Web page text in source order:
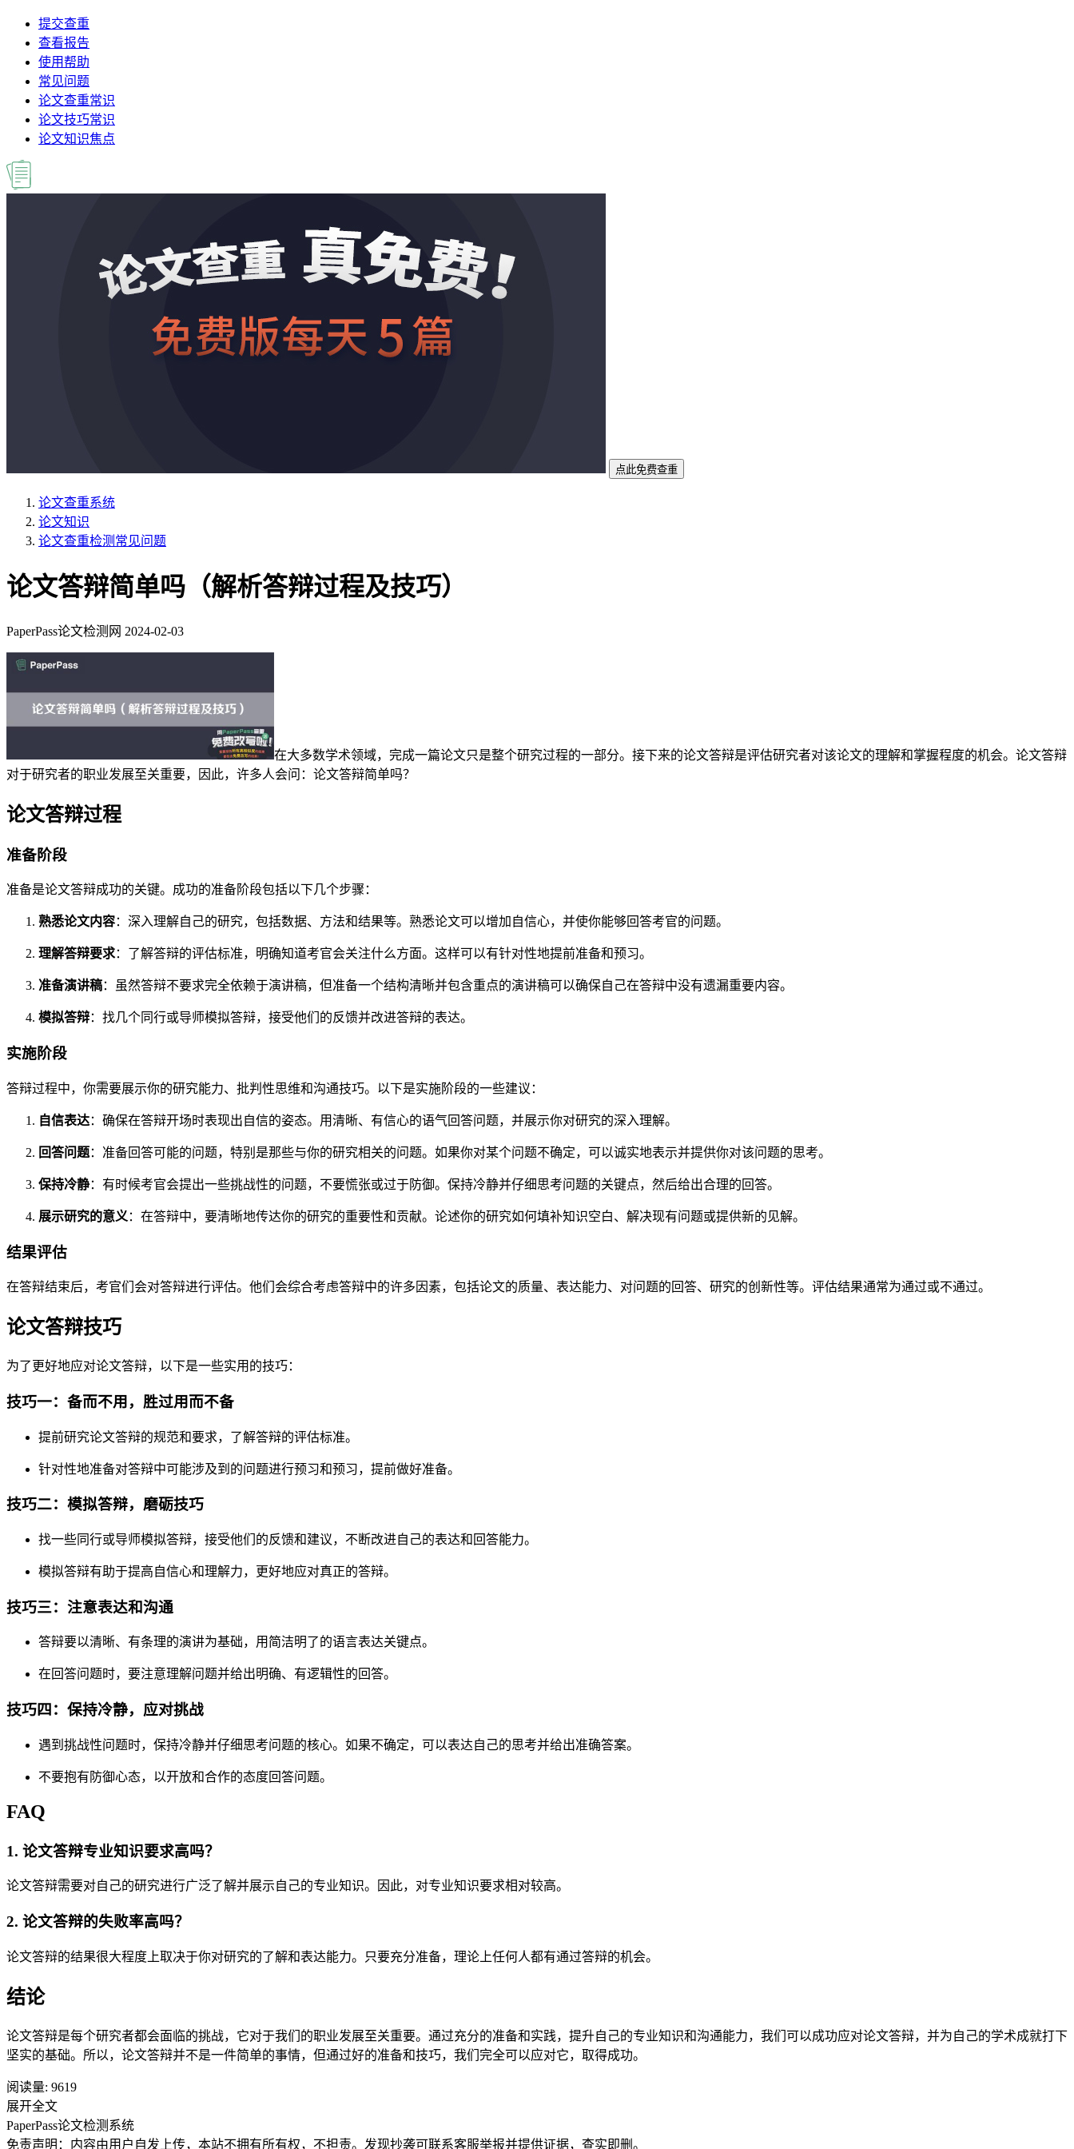
提交查重
查看报告
使用帮助
常见问题
论文查重常识
论文技巧常识
论文知识焦点
点此免费查重
论文查重系统
论文知识
论文查重检测常见问题
论文答辩简单吗（解析答辩过程及技巧）
PaperPass论文检测网 2024-02-03
在大多数学术领域，完成一篇论文只是整个研究过程的一部分。接下来的论文答辩是评估研究者对该论文的理解和掌握程度的机会。论文答辩
对于研究者的职业发展至关重要，因此，许多人会问：论文答辩简单吗？
论文答辩过程
准备阶段
准备是论文答辩成功的关键。成功的准备阶段包括以下几个步骤：
熟悉论文内容：深入理解自己的研究，包括数据、方法和结果等。熟悉论文可以增加自信心，并使你能够回答考官的问题。
理解答辩要求：了解答辩的评估标准，明确知道考官会关注什么方面。这样可以有针对性地提前准备和预习。
准备演讲稿：虽然答辩不要求完全依赖于演讲稿，但准备一个结构清晰并包含重点的演讲稿可以确保自己在答辩中没有遗漏重要内容。
模拟答辩：找几个同行或导师模拟答辩，接受他们的反馈并改进答辩的表达。
实施阶段
答辩过程中，你需要展示你的研究能力、批判性思维和沟通技巧。以下是实施阶段的一些建议：
自信表达：确保在答辩开场时表现出自信的姿态。用清晰、有信心的语气回答问题，并展示你对研究的深入理解。
回答问题：准备回答可能的问题，特别是那些与你的研究相关的问题。如果你对某个问题不确定，可以诚实地表示并提供你对该问题的思考。
保持冷静：有时候考官会提出一些挑战性的问题，不要慌张或过于防御。保持冷静并仔细思考问题的关键点，然后给出合理的回答。
展示研究的意义 ：在答辩中，要清晰地传达你的研究的重要性和贡献。论述你的研究如何填补知识空白、解决现有问题或提供新的见解。
结果评估
在答辩结束后，考官们会对答辩进行评估。他们会综合考虑答辩中的许多因素，包括论文的质量、表达能力、对问题的回答、研究的创新性等。评估结果通常为通过或不通过。
论文答辩技巧
为了更好地应对论文答辩，以下是一些实用的技巧：
技巧一：备而不用，胜过用而不备
提前研究论文答辩的规范和要求，了解答辩的评估标准。
针对性地准备对答辩中可能涉及到的问题进行预习和预习，提前做好准备。
技巧二：模拟答辩，磨砺技巧
找一些同行或导师模拟答辩，接受他们的反馈和建议，不断改进自己的表达和回答能力。
模拟答辩有助于提高自信心和理解力，更好地应对真正的答辩。
技巧三：注意表达和沟通
答辩要以清晰、有条理的演讲为基础，用简洁明了的语言表达关键点。
在回答问题时，要注意理解问题并给出明确、有逻辑性的回答。
技巧四：保持冷静，应对挑战
遇到挑战性问题时，保持冷静并仔细思考问题的核心。如果不确定，可以表达自己的思考并给出准确答案。
不要抱有防御心态，以开放和合作的态度回答问题。
FAQ
1. 论文答辩专业知识要求高吗？
论文答辩需要对自己的研究进行广泛了解并展示自己的专业知识。因此，对专业知识要求相对较高。
2. 论文答辩的失败率高吗？
论文答辩的结果很大程度上取决于你对研究的了解和表达能力。只要充分准备，理论上任何人都有通过答辩的机会。
结论
论文答辩是每个研究者都会面临的挑战，它对于我们的职业发展至关重要。通过充分的准备和实践，提升自己的专业知识和沟通能力，我们可以成功应对论文答辩，并为自己的学术成就打下
坚实的基础。所以，论文答辩并不是一件简单的事情，但通过好的准备和技巧，我们完全可以应对它，取得成功。
阅读量: 9619
展开全文
PaperPass论文检测系统
免责声明：内容由用户自发上传，本站不拥有所有权，不担责。发现抄袭可联系客服举报并提供证据，查实即删。